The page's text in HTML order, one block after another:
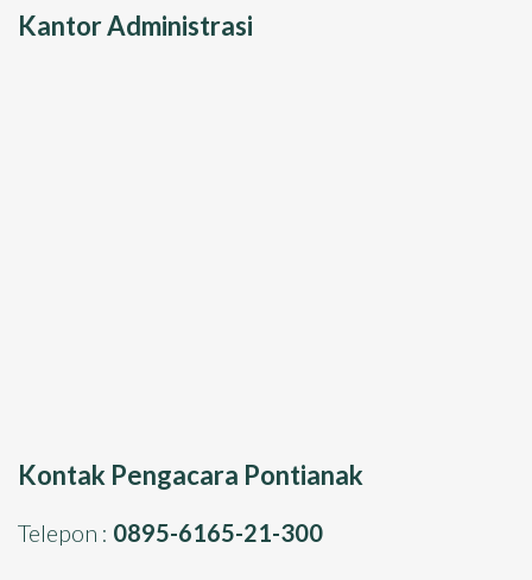
Kantor Administrasi
Kontak Pengacara Pontianak
Telepon : 0895-6165-21-300